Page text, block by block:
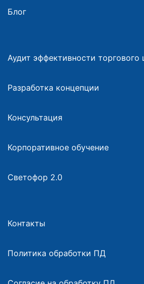
Блог
Аудит эффективности торгового
Разработка концепции
Консультация
Корпоративное обучение
Светофор 2.0
Контакты
Политика обработки ПД